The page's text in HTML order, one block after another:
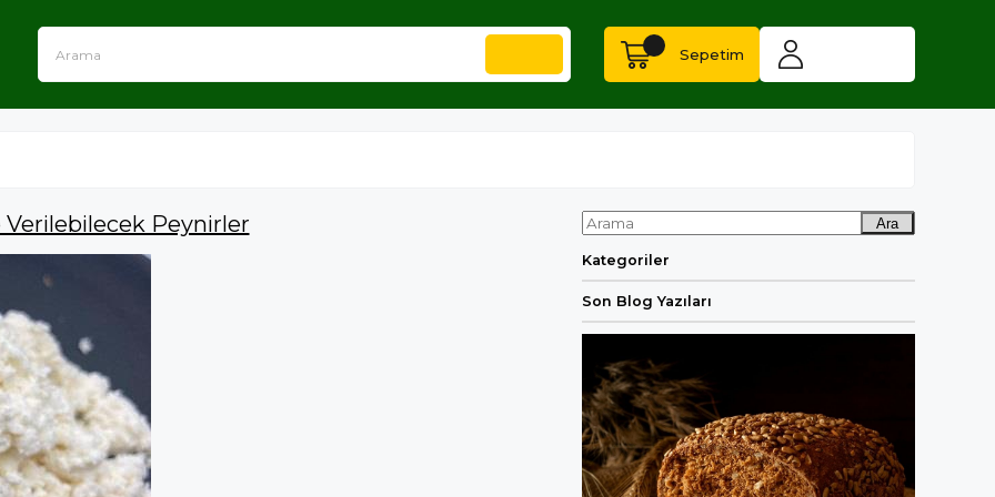
Sepetim
Verilebilecek Peynirler Ara
Kategoriler
Son Blog Yazıları